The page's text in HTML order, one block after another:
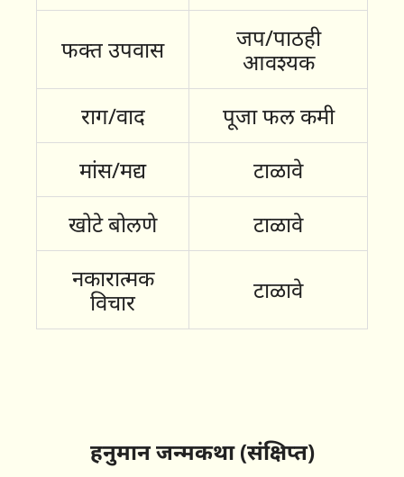
फक्त उपवास
जप/पाठही
आवश्यक
राग/वाद
पूजा फल कमी
मांस/मद्य
टाळावे
खोटे बोलणे
टाळावे
नकारात्मक
विचार
टाळावे
हनुमान जन्मकथा (संक्षिप्त)